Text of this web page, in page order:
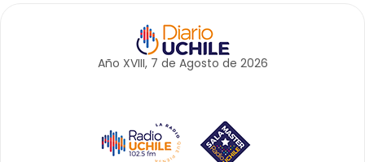
Año XVIII, 7 de Agosto de 2026